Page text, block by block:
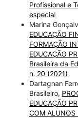
Profissional e
especial
Marina
EDUCAÇÃO
FORMAÇÃO
EDUCAÇÃO
Brasileira da
n. 20 (2021)
Dartagnan
Brasileiro,
EDUCAÇÃO
COM ALUNOS